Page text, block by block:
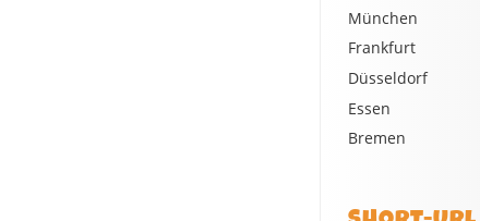
München
Frankfurt
Düsseldorf
Essen
Bremen